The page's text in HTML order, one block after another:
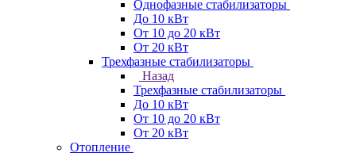
Однофазные стабилизаторы
До 10 кВт
От 10 до 20 кВт
От 20 кВт
Трехфазные стабилизаторы
Назад
Трехфазные стабилизаторы
До 10 кВт
От 10 до 20 кВт
От 20 кВт
Отопление